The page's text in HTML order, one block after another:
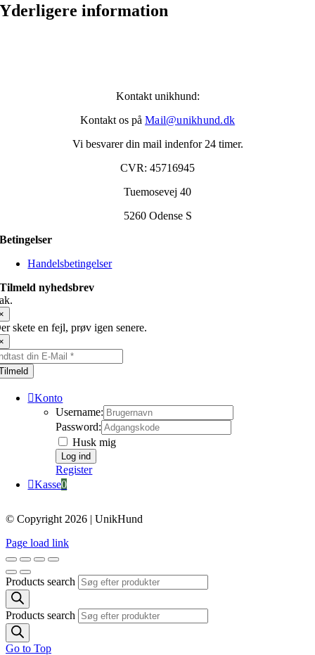
Yderligere information
Kontakt unikhund:
Kontakt os på Mail@unikhund.dk
Vi besvarer din mail indenfor 24 timer.
CVR: 45716945
Tuemosevej 40
5260 Odense S
Betingelser
Handelsbetingelser
Tilmeld nyhedsbrev
skete en fejl, prøv igen senere.
Konto
Username:
Password:
Husk mig
Register
Kasse0
© Copyright 2026 | UnikHund
Page load link
Products search
Products search
Go to Top